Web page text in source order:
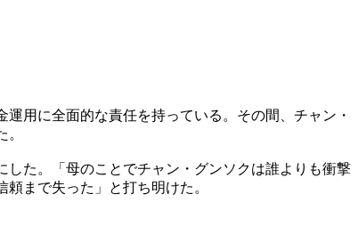
用に全面的な責任を持っている。その間、チャン・
た。「母のことでチャン・グンソクは誰よりも衝撃
まで失った」と打ち明けた。